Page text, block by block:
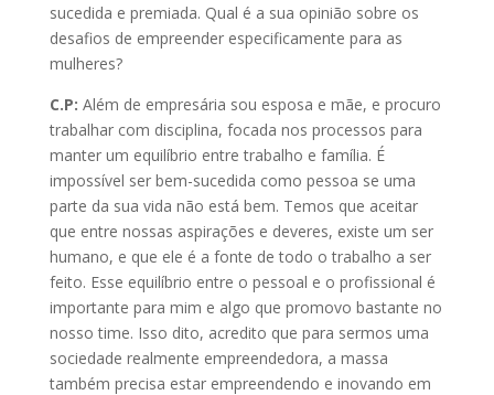
sucedida e premiada. Qual é a sua opinião sobre os
desafios de empreender especificamente para as
mulheres?
C.P: Além de empresária sou esposa e mãe, e procuro
trabalhar com disciplina, focada nos processos para
manter um equilíbrio entre trabalho e família. É
impossível ser bem-sucedida como pessoa se uma
parte da sua vida não está bem. Temos que aceitar
que entre nossas aspirações e deveres, existe um ser
humano, e que ele é a fonte de todo o trabalho a ser
feito. Esse equilíbrio entre o pessoal e o profissional é
importante para mim e algo que promovo bastante no
nosso time. Isso dito, acredito que para sermos uma
sociedade realmente empreendedora, a massa
também precisa estar empreendendo e inovando em